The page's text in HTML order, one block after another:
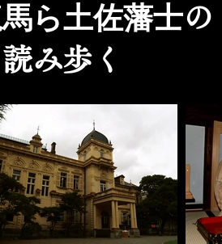
ら土佐藩士の
み歩く